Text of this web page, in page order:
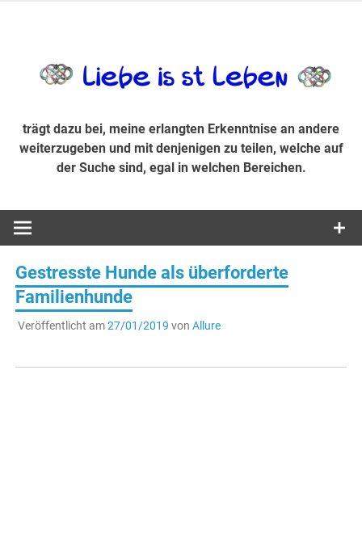
Suche sind, egal in welchen Bereichen.
trägt dazu bei, meine erlangten Erkenntnise an andere
weiterzugeben und mit denjenigen zu teilen, welche auf
der Suche sind, egal in welchen Bereichen.
Gestresste Hunde als überforderte
Familienhunde
Veröffentlicht am27/01/2019 von Allure